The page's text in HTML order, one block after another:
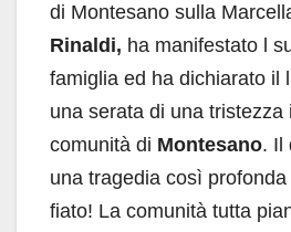
di Montesano sulla
Rinaldi, ha manifestato l
famiglia ed ha dichiarato il
una serata di una tristezza
comunità di Montesano. Il
una tragedia così
fiato! La comunità tutta